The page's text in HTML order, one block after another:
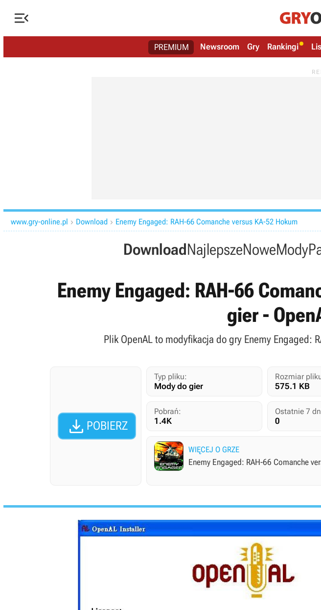

PREMIUM Newsroom Gry Rankingi
www.gry-online.pl  Download  Enemy Engaged: RAH-66 Comanche versus KA-52 Hokum
DownloadNajlepszeNoweMody
Enemy Engaged: RAH-66
gier -
Plik OpenAL to modyfikacja do gry Enemy Engaged:
 POBIERZ
Typ pliku:
Mody do gier
Rozmiar
575.1 KB
Pobrań:
1.4K
Ostatnie 7
0
WIĘCEJ O GRZE
Enemy Engaged: RAH-66 Comanche